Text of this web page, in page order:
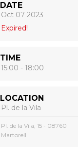
DATE
Oct 07 2023
Expired!
TIME
15:00 - 18:00
LOCATION
Pl. de la Vila
Pl. de la Vila, 15 - 08760
Martorell